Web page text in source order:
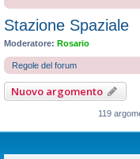
Stazione Spaziale
Moderatore: Rosario
Regole del forum
Nuovo argomento
119